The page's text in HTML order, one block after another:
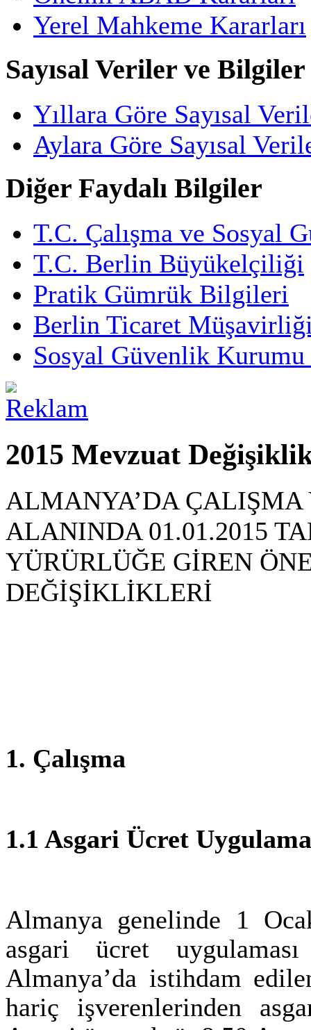
Yerel Mahkeme Kararları
Sayısal Veriler ve Bilgiler
Yıllara Göre Sayısal
Aylara Göre Sayısal
Diğer Faydalı Bilgiler
T.C. Çalışma ve Sosyal
T.C. Berlin Büyükelçiliği
Pratik Gümrük Bilgileri
Berlin Ticaret
Sosyal Güvenlik Kurumu
2015 Mevzuat
ALMANYA’DA
ALANINDA 01.01.2015
YÜRÜRLÜĞE GİREN
DEĞİŞİKLİKLERİ
1. Çalışma
1.1 Asgari Ücret
Almanya genelinde 1
asgari ücret
Almanya’da istihdam
hariç işverenlerinden